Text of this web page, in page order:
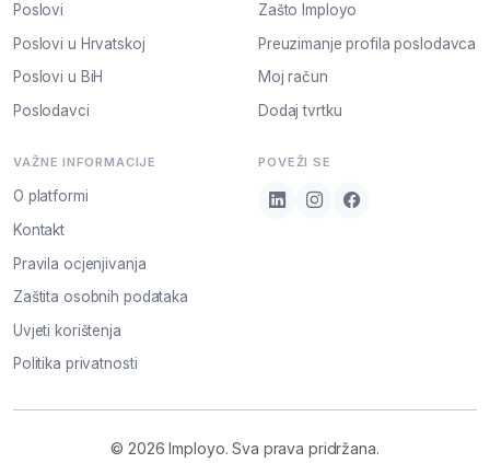
Poslovi
Poslovi u Hrvatskoj
Poslovi u BiH
Poslodavci
Zašto Imployo
Preuzimanje profila poslodavca
Moj račun
Dodaj tvrtku
VAŽNE INFORMACIJE
O platformi
Kontakt
Pravila ocjenjivanja
Zaštita osobnih podataka
Uvjeti korištenja
Politika privatnosti
POVEŽI SE
© 2026 Imployo. Sva prava pridržana.